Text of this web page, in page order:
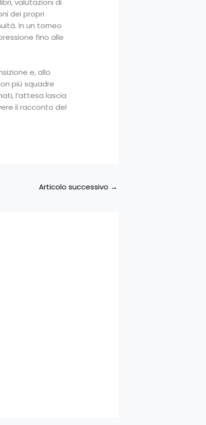
valutazioni di
dei propri
In un torneo
fino alle
e, allo
più squadre
l’attesa lascia
il racconto del
Articolo successivo →